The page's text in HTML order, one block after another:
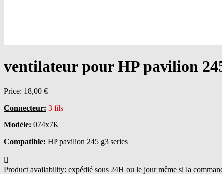
ventilateur pour HP pavilion
Price: 18,00 €
Connecteur: 3 fils
Modèle: 074x7K
Compatible: HP pavilion 245 g3 series

Product availability: expédié sous 24H ou le jour même si la